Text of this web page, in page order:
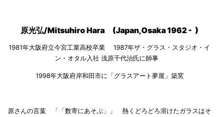
原光弘/Mitsuhiro Hara (Japan,Osaka 1962 - )
1981年大阪府立今宮工業高校卒業 1987年ザ・グラス・スタジオ・イ
ン・オタル入社 浅原千代治氏に師事
1998年大阪府岸和田市に「グラスアート夢屋」築窯
原さんの言葉 「「数寄にあそぶ」」 熱くどろどろ溶けたガラスはそ